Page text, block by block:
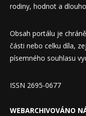
rodiny, hodnot a
Obsah portálu je
části nebo celku díla,
písemného souhlasu
ISSN 2695-0677
WEBARCHIVOVÁNO